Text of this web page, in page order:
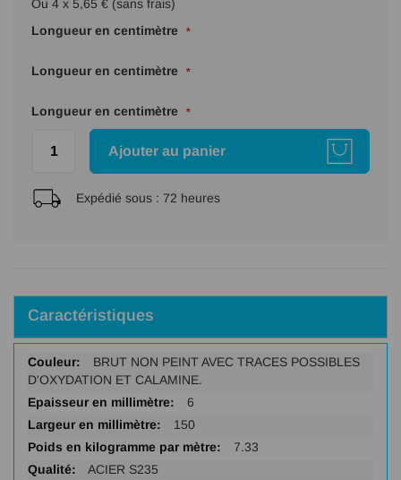
Ou 4 x 5,65 € (sans frais)
Longueur en centimètre
Longueur en centimètre
Longueur en centimètre
Ajouter au panier
Expédié sous : 72 heures
Caractéristiques
Plus
d'infos
BRUT NON PEINT AVEC TRACES POSSIBLES
D'OXYDATION ET CALAMINE.
6
150
7.33
ACIER S235